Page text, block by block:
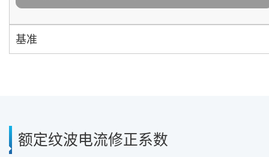
基准
额定纹波电流修正系数